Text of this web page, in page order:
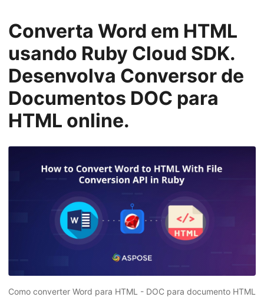
o
Converta Word em HTML
usando Ruby Cloud SDK.
Desenvolva Conversor de
Documentos DOC para
HTML online.
Como converter Word para HTML - DOC para documento HTML